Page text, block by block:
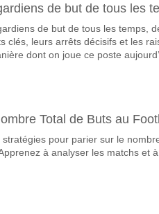
attendu entre Hibernians
le Résultat Correct de 2-1
de but de tous les
de but de tous les temps,
clés, leurs arrêts décisifs et les
dont on joue ce poste
Total de Buts au
pour parier sur le
à analyser les matchs et